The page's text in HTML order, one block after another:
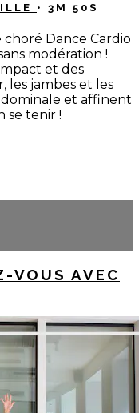
• 3M 50S
Dance Cardio
modération !
et des
les jambes et les
et affinent
se tenir !
VOUS AVEC